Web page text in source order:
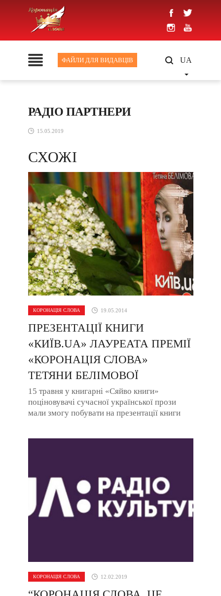
ФАЙЛИ ДЛЯ ВИДАВЦІВ UA
РАДІО ПАРТНЕРИ
15.05.2019
СХОЖІ
КОРОНАЦІЯ СЛОВА 19.05.2014
ПРЕЗЕНТАЦІЇ КНИГИ
«КИЇВ.UA» ЛАУРЕАТА ПРЕМІЇ
«КОРОНАЦІЯ СЛОВА»
ТЕТЯНИ БЕЛІМОВОЇ
15 травня у книгарні «Сяйво книги»
поціновувачі сучасної української прози
мали змогу побувати на презентації книги
КОРОНАЦІЯ СЛОВА 12.02.2019